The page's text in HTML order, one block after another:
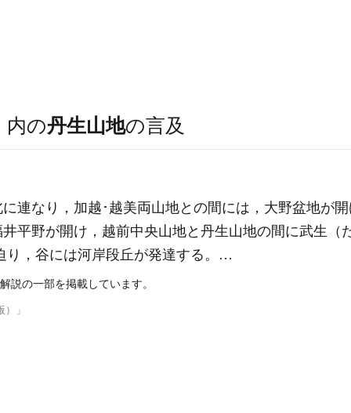
内の丹生山地の言及
連なり，加越･越美両山地との間には，大野盆地が
井平野が開け，越前中央山地と丹生山地の間に武生（
り，谷には河岸段丘が発達する。…
説の一部を掲載しています。
」